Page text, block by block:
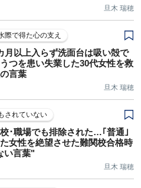
旦木 瑞穂
際で得た心の支え
月以上入らず洗面台は吸い殻で
つを患い失業した30代女性を救
言葉
旦木 瑞穂
されていない
･職場でも排除された…｢普通｣
女性を絶望させた難関校合格時
い言葉"
旦木 瑞穂